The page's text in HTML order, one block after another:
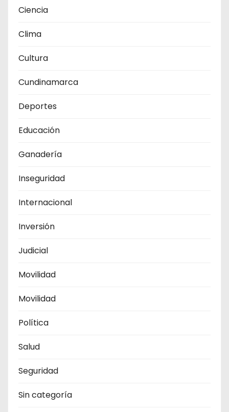
Ciencia
Clima
Cultura
Cundinamarca
Deportes
Educación
Ganadería
Inseguridad
Internacional
Inversión
Judicial
Movilidad
Movilidad
Política
Salud
Seguridad
Sin categoría